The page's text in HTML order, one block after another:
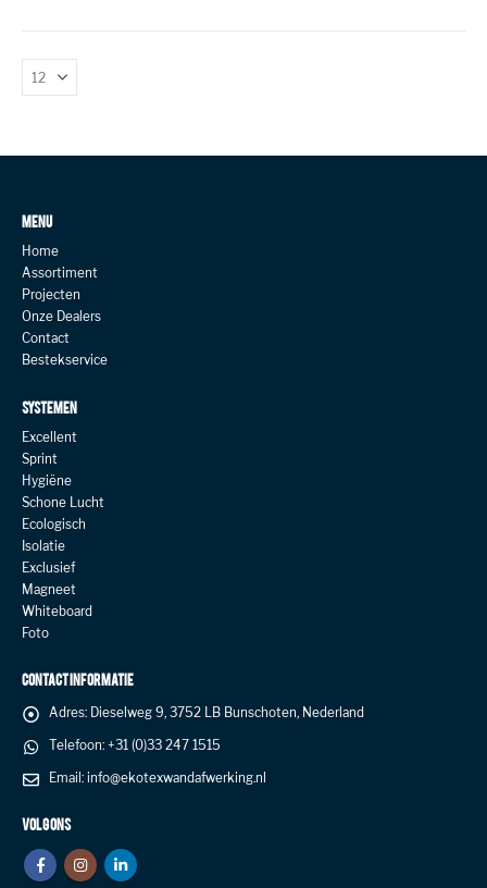
MENU
Home
Assortiment
Projecten
Onze Dealers
Contact
Bestekservice
SYSTEMEN
Excellent
Sprint
Hygiëne
Schone Lucht
Ecologisch
Isolatie
Exclusief
Magneet
Whiteboard
Foto
CONTACT INFORMATIE
Adres: Dieselweg 9, 3752 LB Bunschoten, Nederland
Telefoon: +31 (0)33 247 1515
Email: info@ekotexwandafwerking.nl
VOLG ONS